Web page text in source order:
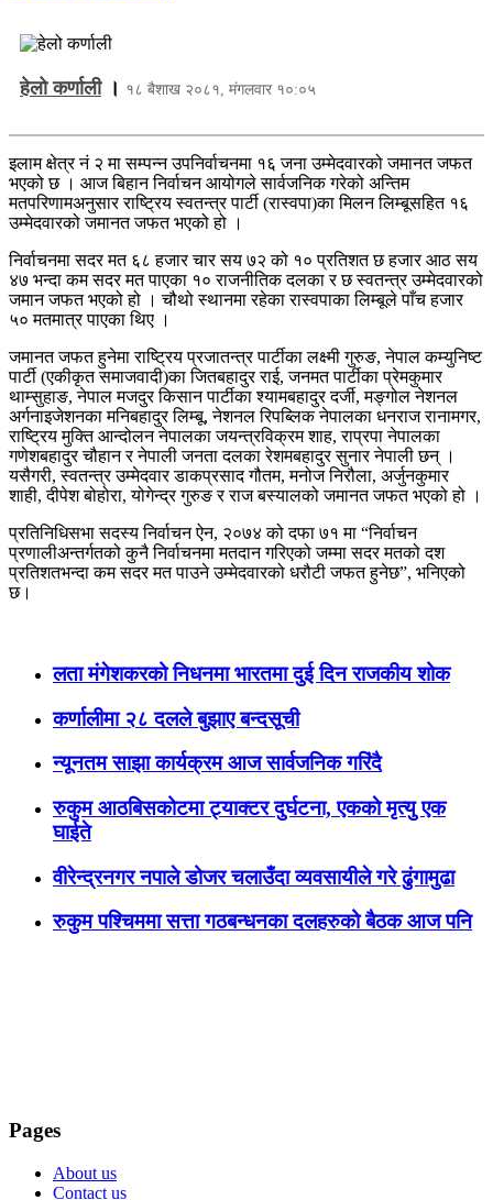
हेलो कर्णाली। १८ बैशाख २०८१, मंगलवार १०:०५
इलाम क्षेत्र नं २ मा सम्पन्न उपनिर्वाचनमा १६ जना उम्मेदवारको जमानत जफत
भएको छ । आज बिहान निर्वाचन आयोगले सार्वजनिक गरेको अन्तिम
मतपरिणामअनुसार राष्ट्रिय स्वतन्त्र पार्टी (रास्वपा)का मिलन लिम्बूसहित १६
उम्मेदवारको जमानत जफत भएको हो ।
निर्वाचनमा सदर मत ६८ हजार चार सय ७२ को १० प्रतिशत छ हजार आठ सय
४७ भन्दा कम सदर मत पाएका १० राजनीतिक दलका र छ स्वतन्त्र उम्मेदवारको
जमान जफत भएको हो । चौथो स्थानमा रहेका रास्वपाका लिम्बूले पाँच हजार
५० मतमात्र पाएका थिए ।
जमानत जफत हुनेमा राष्ट्रिय प्रजातन्त्र पार्टीका लक्ष्मी गुरुङ, नेपाल कम्युनिष्ट
पार्टी (एकीकृत समाजवादी)का जितबहादुर राई, जनमत पार्टीका प्रेमकुमार
थाम्सुहाङ, नेपाल मजदुर किसान पार्टीका श्यामबहादुर दर्जी, मङ्गोल नेशनल
अर्गनाइजेशनका मनिबहादुर लिम्बू, नेशनल रिपब्लिक नेपालका धनराज रानामगर,
राष्ट्रिय मुक्ति आन्दोलन नेपालका जयन्त्रविक्रम शाह, राप्रपा नेपालका
गणेशबहादुर चौहान र नेपाली जनता दलका रेशमबहादुर सुनार नेपाली छन् ।
यसैगरी, स्वतन्त्र उम्मेदवार डाकप्रसाद गौतम, मनोज निरौला, अर्जुनकुमार
शाही, दीपेश बोहोरा, योगेन्द्र गुरुङ र राज बस्यालको जमानत जफत भएको हो ।
प्रतिनिधिसभा सदस्य निर्वाचन ऐन, २०७४ को दफा ७१ मा “निर्वाचन
प्रणालीअन्तर्गतको कुनै निर्वाचनमा मतदान गरिएको जम्मा सदर मतको दश
प्रतिशतभन्दा कम सदर मत पाउने उम्मेदवारको धरौटी जफत हुनेछ”, भनिएको
छ।
लता मंगेशकरको निधनमा भारतमा दुई दिन राजकीय शोक
कर्णालीमा २८ दलले बुझाए बन्दसूची
न्यूनतम साझा कार्यक्रम आज सार्वजनिक गरिंदै
रुकुम आठबिसकोटमा ट्याक्टर दुर्घटना, एककाे मृत्यु एक
घाईते
वीरेन्द्रनगर नपाले डोजर चलाउँदा व्यवसायीले गरे ढुंगामुढा
रुकुम पश्चिममा सत्ता गठबन्धनका दलहरुको बैठक आज पनि
Pages
About us
Contact us